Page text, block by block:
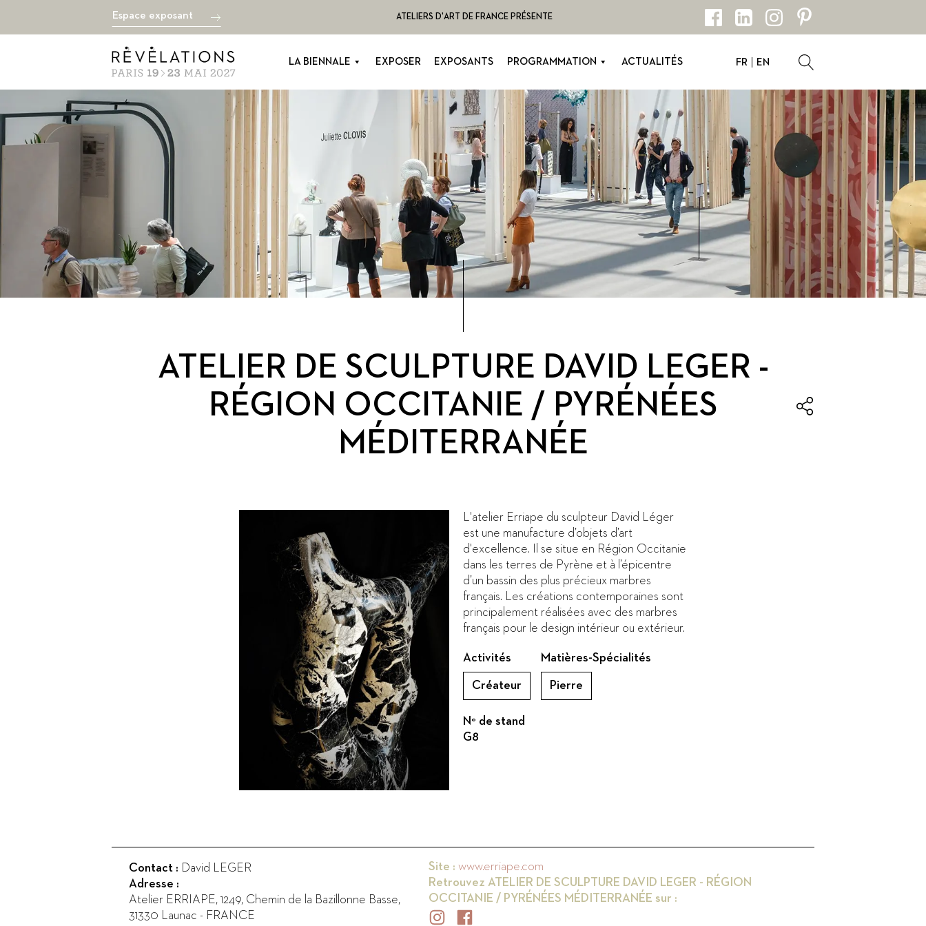
Espace exposant ATELIERS D'ART DE FRANCE PRÉSENTE
LA BIENNALE EXPOSER EXPOSANTS PROGRAMMATION ACTUALITÉS FR EN
ATELIER DE SCULPTURE DAVID LEGER -
RÉGION OCCITANIE / PYRÉNÉES
MÉDITERRANÉE
L'atelier Erriape du sculpteur David Léger
est une manufacture d’objets d’art
d'excellence. Il se situe en Région Occitanie
dans les terres de Pyrène et à l’épicentre
d’un bassin des plus précieux marbres
français. Les créations contemporaines sont
principalement réalisées avec des marbres
français pour le design intérieur ou extérieur.
Activités
Créateur
Matières-Spécialités
Pierre
N° de stand
G8
Contact : David LEGER
Adresse :
Atelier ERRIAPE, 1249, Chemin de la Bazillonne Basse,
31330 Launac - FRANCE
Site : www.erriape.com
Retrouvez ATELIER DE SCULPTURE DAVID LEGER - RÉGION
OCCITANIE / PYRÉNÉES MÉDITERRANÉE sur :